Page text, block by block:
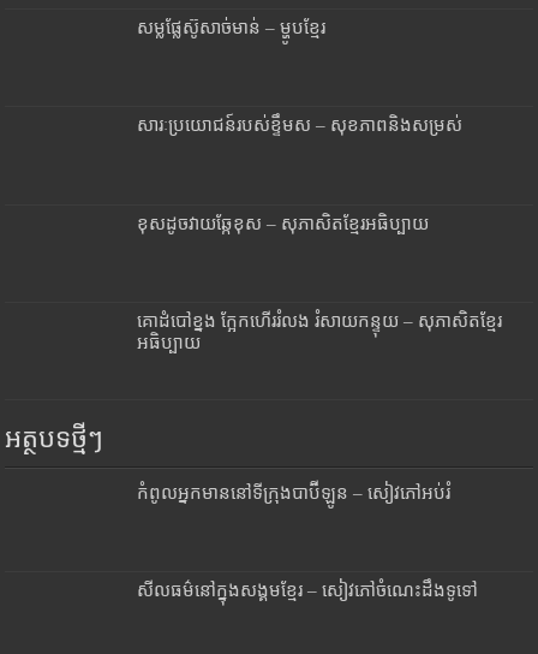
សម្លផ្លែស៊ូសាច់មាន់ – ម្ហូបខ្មែរ
សារៈប្រយោជន៍របស់ខ្ទឹមស – សុខភាពនិងសម្រស់
ខុសដូចវាយឆ្កែខុស – សុភាសិតខ្មែរអធិប្បាយ
គោដំបៅខ្នង ក្អែកហើររំលង រំសាយកន្ទុយ – សុភាសិតខ្មែរ
អធិប្បាយ
អត្ថបទថ្មីៗ
កំពូលអ្នកមាននៅទីក្រុងបាប៊ីឡូន – សៀវភៅអប់រំ
សីលធម៌នៅក្នុងសង្គមខ្មែរ – សៀវភៅចំណេះដឹងទូទៅ